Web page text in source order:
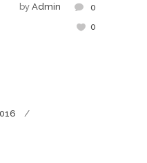
by Admin
0
0